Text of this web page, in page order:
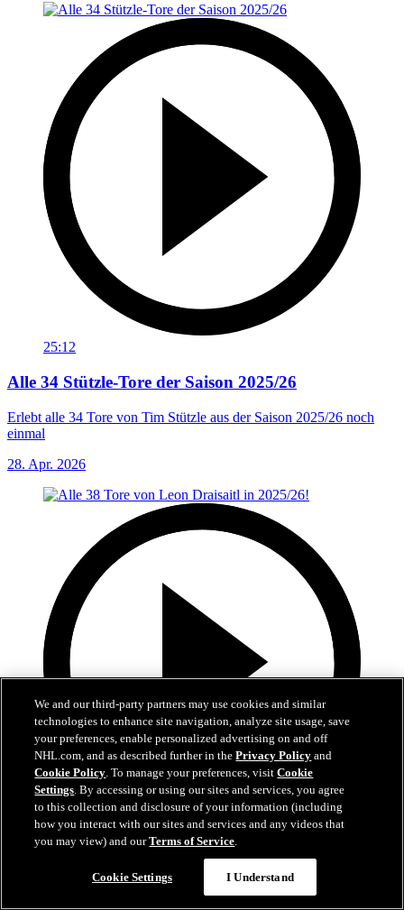
25:12
Alle 34 Stützle-Tore der Saison 2025/26
Erlebt alle 34 Tore von Tim Stützle aus der Saison 2025/26 noch
einmal
28. Apr. 2026
28:57
Alle 38 Tore von Leon Draisaitl in 2025/26!
We and our third-party partners may use cookies and similar
technologies to enhance site navigation, analyze site usage, save
your preferences, enable personalized advertising on and off
NHL.com, and as described further in thePrivacy Policy and
Cookie Policy. To manage your preferences, visitCookie
Settings. By accessing or using our sites and services, you agree
to this collection and disclosure of your information (including
how you interact with our sites and services and any videos that
you may view) and ourTerms of Service.
Cookie Settings I Understand